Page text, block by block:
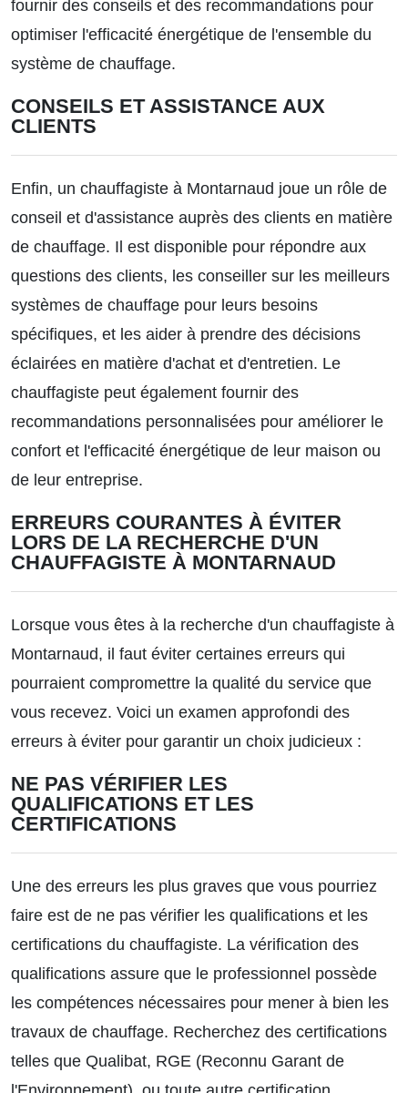
fournir des conseils et des recommandations pour
optimiser l'efficacité énergétique de l'ensemble du
système de chauffage.
CONSEILS ET ASSISTANCE AUX
CLIENTS
Enfin, un chauffagiste à Montarnaud joue un rôle de
conseil et d'assistance auprès des clients en matière
de chauffage. Il est disponible pour répondre aux
questions des clients, les conseiller sur les meilleurs
systèmes de chauffage pour leurs besoins
spécifiques, et les aider à prendre des décisions
éclairées en matière d'achat et d'entretien. Le
chauffagiste peut également fournir des
recommandations personnalisées pour améliorer le
confort et l'efficacité énergétique de leur maison ou
de leur entreprise.
ERREURS COURANTES À ÉVITER
LORS DE LA RECHERCHE D'UN
CHAUFFAGISTE À MONTARNAUD
Lorsque vous êtes à la recherche d'un chauffagiste à
Montarnaud, il faut éviter certaines erreurs qui
pourraient compromettre la qualité du service que
vous recevez. Voici un examen approfondi des
erreurs à éviter pour garantir un choix judicieux :
NE PAS VÉRIFIER LES
QUALIFICATIONS ET LES
CERTIFICATIONS
Une des erreurs les plus graves que vous pourriez
faire est de ne pas vérifier les qualifications et les
certifications du chauffagiste. La vérification des
qualifications assure que le professionnel possède
les compétences nécessaires pour mener à bien les
travaux de chauffage. Recherchez des certifications
telles que Qualibat, RGE (Reconnu Garant de